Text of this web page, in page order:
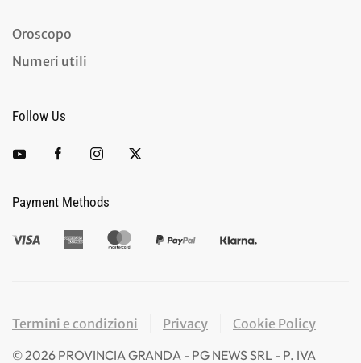
Oroscopo
Numeri utili
Follow Us
Payment Methods
Termini e condizioni Privacy
Cookie Policy
©2026 PROVINCIA GRANDA - PG NEWS SRL - P. IVA